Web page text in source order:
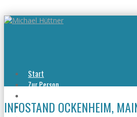
Start
Zur Person
Viel erreicht
INFOSTAND OCKENHEIM,